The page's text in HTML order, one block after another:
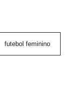
futebol feminino